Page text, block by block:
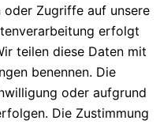
Zugriffe auf unsere
erfolgt
teilen diese Daten mit
benennen. Die
oder aufgrund
Die Zustimmung